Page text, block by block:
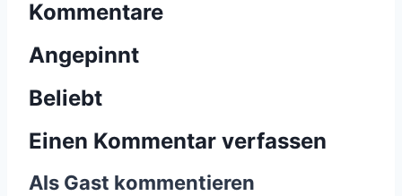
Kommentare
Angepinnt
Beliebt
Einen Kommentar verfassen
Als Gast kommentieren